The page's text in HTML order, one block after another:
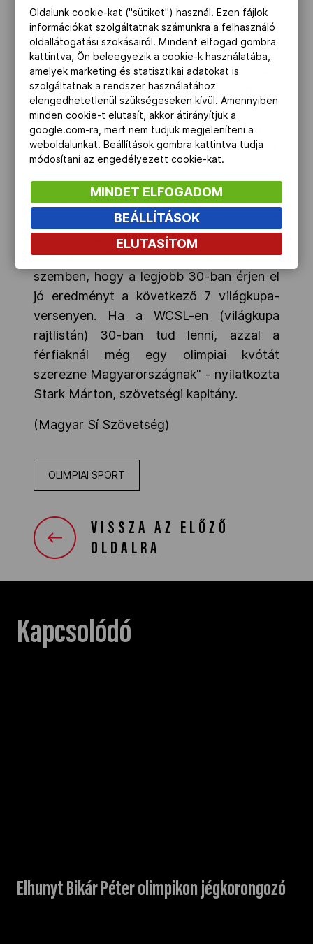
többször pontszerző helyen végezni a
világkupa sorozatban, de az elsődleges
célja, hogy részt vehessen a februári téli
olimpián. Idén először a finnországi
Leviben bizonyíthat, miután a világkupa
mezőnye számára a hétvégén rendezik az
első szlalomversenyeket. A nők
szombaton, a férfiak vasárnap állnak
rajthoz.
"Tavaly Dalibor sérült volt, de az idei
szezonra fizikálisan és egészség
szempontjából is jól van, nincsenek
térfájdalmai. A szövetség elvárása vele
szemben, hogy a legjobb 30-ban érjen el
jó eredményt a következő 7 világkupa-
versenyen. Ha a WCSL-en (világkupa
rajtlistán) 30-ban tud lenni, azzal a
férfiaknál még egy olimpiai kvótát
szerezne Magyarországnak" - nyilatkozta
Stark Márton, szövetségi kapitány.
(Magyar Sí Szövetség)
OLIMPIAI SPORT
VISSZA AZ ELŐZŐ
OLDALRA
Kapcsolódó
Elhunyt Bikár Péter olimpikon jégkorongozó
Oldalunk cookie-kat ("sütiket") használ. Ezen fájlok
információkat szolgáltatnak számunkra a felhasználó
oldallátogatási szokásairól. Mindent elfogad gombra
kattintva, Ön beleegyezik a cookie-k használatába,
amelyek marketing és statisztikai adatokat is
szolgáltatnak a rendszer használatához
elengedhetetlenül szükségeseken kívül. Amennyiben
minden cookie-t elutasít, akkor átirányítjuk a
google.com-ra, mert nem tudjuk megjeleníteni a
weboldalunkat. Beállítások gombra kattintva tudja
módosítani az engedélyezett cookie-kat.
MINDET ELFOGADOM
BEÁLLÍTÁSOK
ELUTASÍTOM